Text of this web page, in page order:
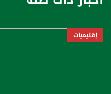
إقليميات